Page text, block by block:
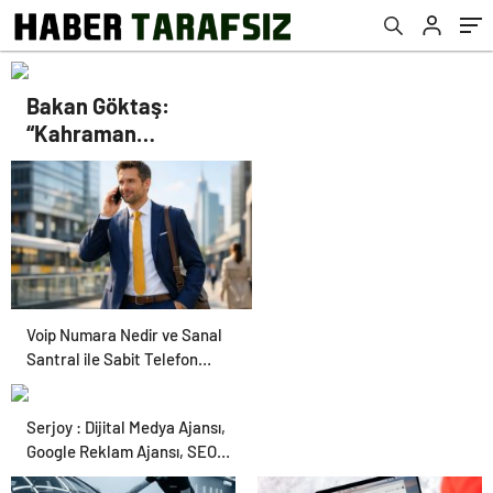
Bakan Göktaş:
“Kahraman
gazilerimizin
haklarını güçlendiren
yeni bir dönemin
kapılarını aralıyoruz”
Voip Numara Nedir ve Sanal
Santral ile Sabit Telefon
İhtiyacı Nasıl Karşılanır
Serjoy : Dijital Medya Ajansı,
Google Reklam Ajansı, SEO
Ajansı ve Web Tasarım Ajansı